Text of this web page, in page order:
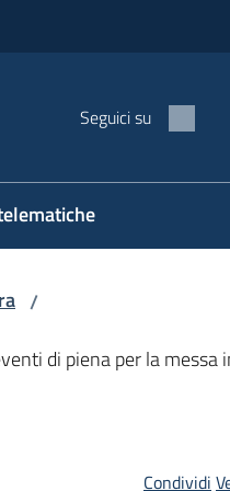
Seguici su
/
di piena per la messa
Condividi